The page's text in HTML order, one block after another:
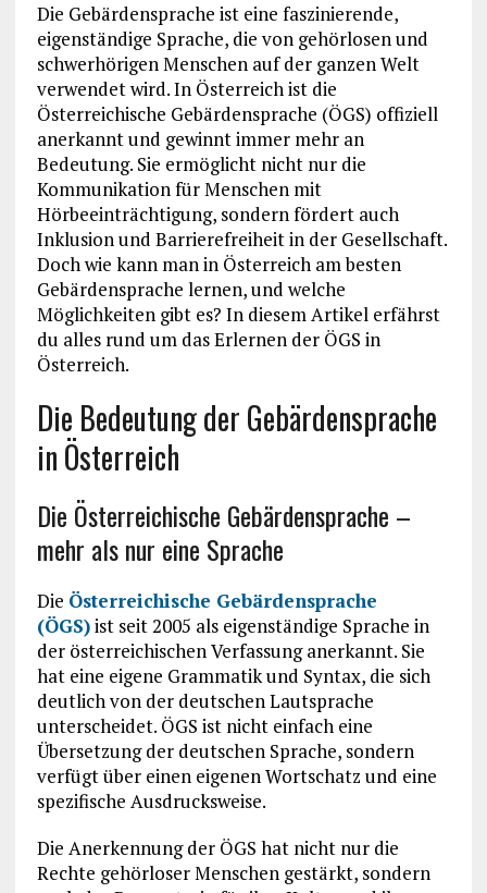
Die Gebärdensprache ist eine faszinierende,
eigenständige Sprache, die von gehörlosen und
schwerhörigen Menschen auf der ganzen Welt
verwendet wird. In Österreich ist die
Österreichische Gebärdensprache (ÖGS) offiziell
anerkannt und gewinnt immer mehr an
Bedeutung. Sie ermöglicht nicht nur die
Kommunikation für Menschen mit
Hörbeeinträchtigung, sondern fördert auch
Inklusion und Barrierefreiheit in der Gesellschaft.
Doch wie kann man in Österreich am besten
Gebärdensprache lernen, und welche
Möglichkeiten gibt es? In diesem Artikel erfährst
du alles rund um das Erlernen der ÖGS in
Österreich.
Die Bedeutung der Gebärdensprache
in Österreich
Die Österreichische Gebärdensprache –
mehr als nur eine Sprache
Die Österreichische Gebärdensprache
(ÖGS)ist seit 2005 als eigenständige Sprache in
der österreichischen Verfassung anerkannt. Sie
hat eine eigene Grammatik und Syntax, die sich
deutlich von der deutschen Lautsprache
unterscheidet. ÖGS ist nicht einfach eine
Übersetzung der deutschen Sprache, sondern
verfügt über einen eigenen Wortschatz und eine
spezifische Ausdrucksweise.
Die Anerkennung der ÖGS hat nicht nur die
Rechte gehörloser Menschen gestärkt, sondern